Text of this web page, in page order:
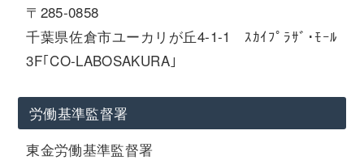
〒285-0858
千葉県佐倉市ユーカリが丘4-1-1 ｽｶｲﾌﾟﾗｻﾞ･ﾓｰﾙ
3F｢CO-LABOSAKURA｣
労働基準監督署
東金労働基準監督署